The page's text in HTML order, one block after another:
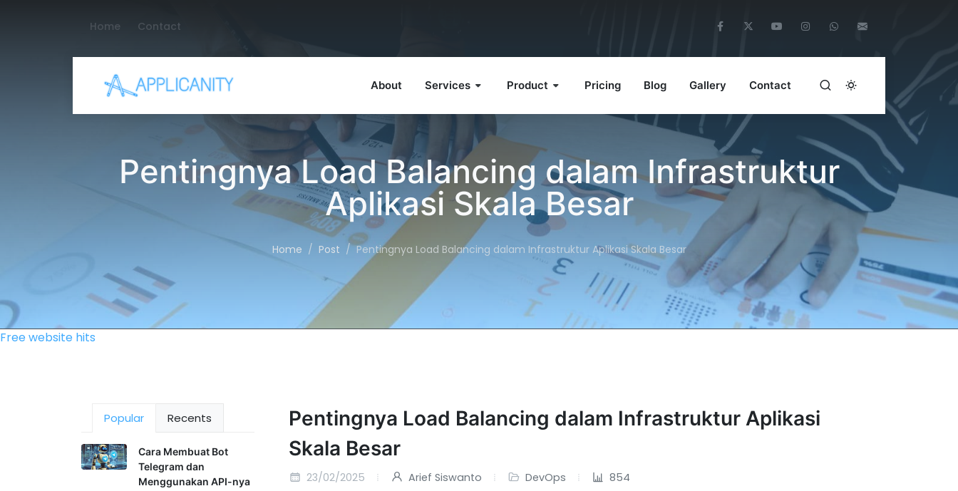
Home Contact
About Services Product Pricing Blog Gallery Contact
Pentingnya Load Balancing dalam Infrastruktur
Aplikasi Skala Besar
Home Post Pentingnya Load Balancing dalam Infrastruktur Aplikasi Skala Besar
Free website hits
Pentingnya Load Balancing dalam Infrastruktur Aplikasi
Skala Besar
23/02/2025 Arief Siswanto DevOps 854
Popular Recents
Cara Membuat Bot
Telegram dan
Menggunakan API-nya